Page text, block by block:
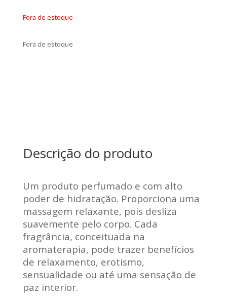
Fora de estoque
Fora de estoque
Descrição do produto
Um produto perfumado e com alto
poder de hidratação. Proporciona uma
massagem relaxante, pois desliza
suavemente pelo corpo. Cada
fragrância, conceituada na
aromaterapia, pode trazer benefícios
de relaxamento, erotismo,
sensualidade ou até uma sensação de
paz interior.